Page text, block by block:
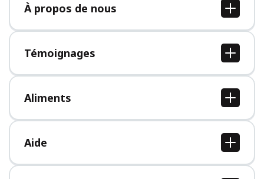
À propos de nous
À propos de nous
Postes
Presse
Témoignages
Tous les témoignages
Aliments
Tous les aliments
Aide
Centre d'aide